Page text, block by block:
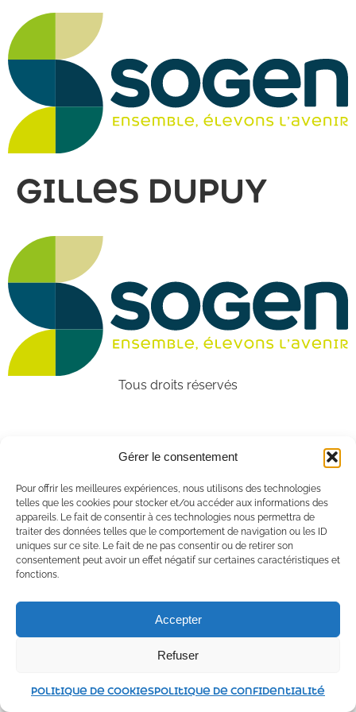
Gérer le consentement
Pour offrir les meilleures expériences, nous utilisons des technologies
telles que les cookies pour stocker et/ou accéder aux informations des
appareils. Le fait de consentir à ces technologies nous permettra de
traiter des données telles que le comportement de navigation ou les ID
uniques sur ce site. Le fait de ne pas consentir ou de retirer son
consentement peut avoir un effet négatif sur certaines caractéristiques et
fonctions.
Accepter
Refuser
Politique de cookiesPolitique de confidentialité
Gilles DUPUY
Tous droits réservés